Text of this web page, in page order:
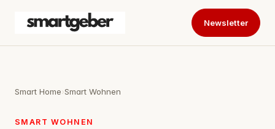
Newsletter
Smart Home›Smart Wohnen
SMART WOHNEN